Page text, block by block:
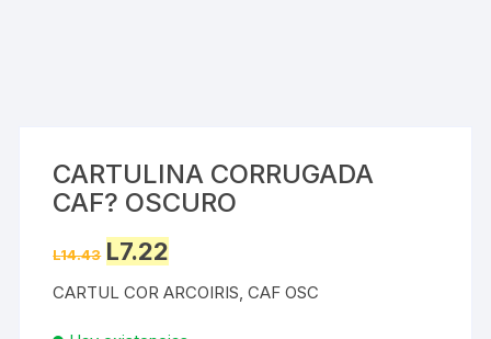
CARTULINA CORRUGADA
CAF? OSCURO
L14.43 Original
price
L14.43.
L7.22price
L7.22.
CARTUL COR ARCOIRIS, CAF OSC